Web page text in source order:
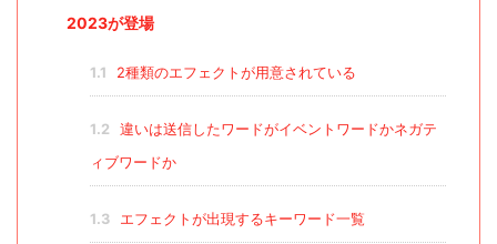
2023が登場
1.1 2種類のエフェクトが用意されている
1.2
違いは送信したワードがイベントワードかネガテ
ィブワードか
1.3 エフェクトが出現するキーワード一覧